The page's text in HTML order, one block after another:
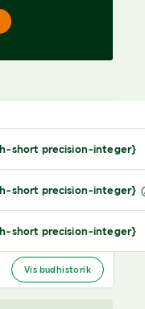
short precision-integer}
short precision-integer}
short precision-integer}
Vis budhistorik